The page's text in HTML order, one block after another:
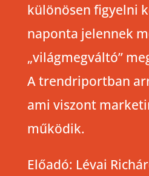
különösen figyelni
naponta jelennek
„világmegváltó”
A trendriportban
ami viszont
működik.
Előadó: Lévai